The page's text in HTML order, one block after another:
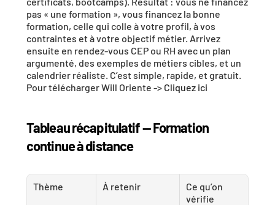
pas « une formation », vous financez la bonne
formation, celle qui colle à votre profil, à vos
contraintes et à votre objectif métier. Arrivez
ensuite en rendez-vous CEP ou RH avec un plan
argumenté
calendrier réaliste. C’est simple, rapide, et gratuit.
Pour télécharger Will Oriente -> Cliquez ici
Tableau récapitulatif — Formation
continue à distance
Thème À retenir
Ce qu’on
vérifie